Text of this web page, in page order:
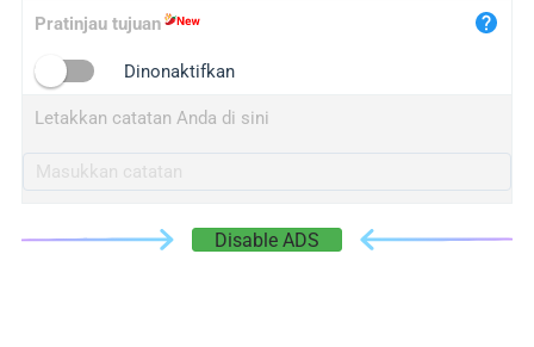
Pratinjau tujuan
Dinonaktifkan
Letakkan catatan Anda di sini
Disable ADS